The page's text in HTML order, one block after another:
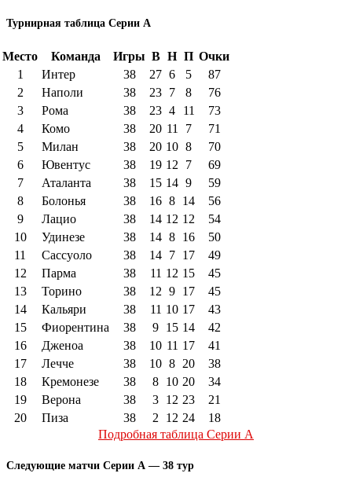
Турнирная таблица Серии А
Место Команда Игры В Н П Очки
1
Интер 38 27 6 5
87
2
Наполи 38 23 7 8
76
3
Рома 38 23 4 11
73
4
Комо 38 20 11 7
71
5
Милан 38 20 10 8
70
6
Ювентус 38 19 12 7
69
7
Аталанта 38 15 14 9
59
8
Болонья 38 16 8 14
56
9
Лацио 38 14 12 12
54
10
Удинезе 38 14 8 16
50
11
Сассуоло 38 14 7 17
49
12
Парма 38 11 12 15
45
13
Торино 38 12 9 17
45
14
Кальяри 38 11 10 17
43
15
Фиорентина 38 9 15 14
42
16
Дженоа 38 10 11 17
41
17
Лечче 38 10 8 20
38
18
Кремонезе 38 8 10 20
34
19
Верона 38 3 12 23
21
20
Пиза 38 2 12 24
18
Подробная таблица Серии А
Следующие матчи Серии А — 38 тур